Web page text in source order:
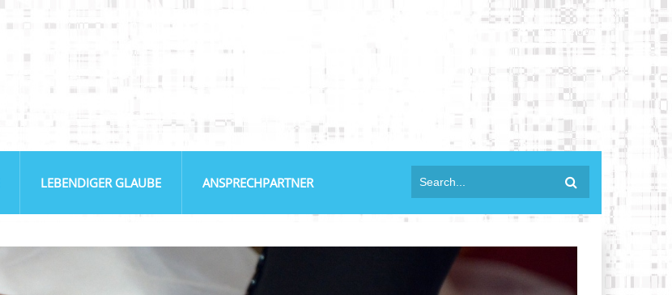
anmelden
LEBENDIGER GLAUBE ANSPRECHPARTNER